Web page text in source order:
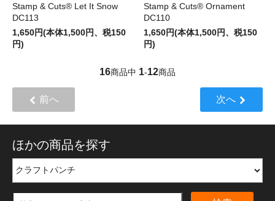
Stamp & Cuts® Let It Snow
DC113
1,650円(本体1,500円、税150
円)
Stamp & Cuts® Ornament
DC110
1,650円(本体1,500円、税150
円)
16商品中 1-12商品
前へ 次へ
ほかの商品を探す